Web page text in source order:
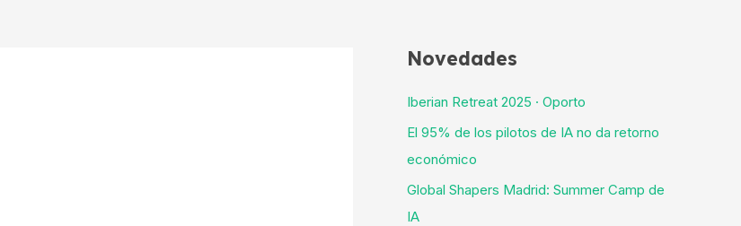
Novedades
Iberian Retreat 2025 · Oporto
El 95% de los pilotos de IA no da retorno
económico
Global Shapers Madrid: Summer Camp de
IA